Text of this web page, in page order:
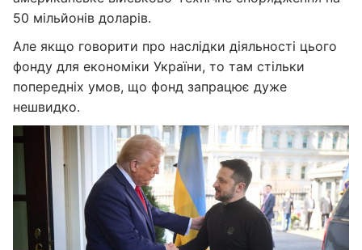
50 мільйонів доларів.
Але якщо говорити про наслідки діяльності цього
фонду для економіки України, то там стільки
попередніх умов, що фонд запрацює дуже
нешвидко.